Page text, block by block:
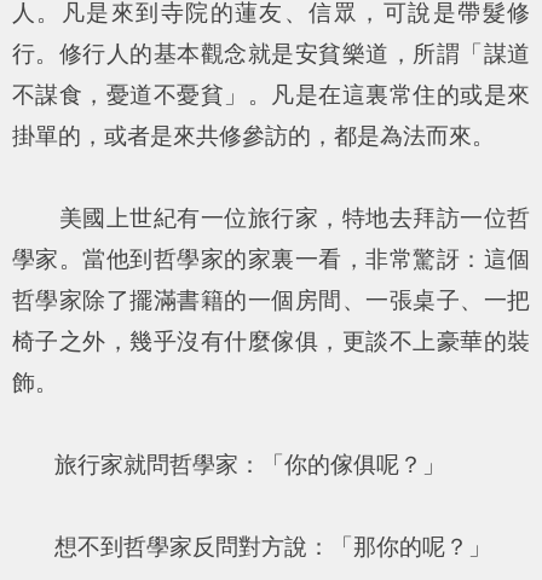
人。凡是來到寺院的蓮友、信眾，可說是帶髮修
行。修行人的基本觀念就是安貧樂道，所謂「謀道
不謀食，憂道不憂貧」。凡是在這裏常住的或是來
掛單的，或者是來共修參訪的，都是為法而來。
美國上世紀有一位旅行家，特地去拜訪一位哲
學家。當他到哲學家的家裏一看，非常驚訝：這個
哲學家除了擺滿書籍的一個房間、一張桌子、一把
椅子之外，幾乎沒有什麼傢俱，更談不上豪華的裝
飾。
旅行家就問哲學家：「你的傢俱呢？」
想不到哲學家反問對方說：「那你的呢？」